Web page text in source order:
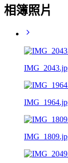
相簿照片